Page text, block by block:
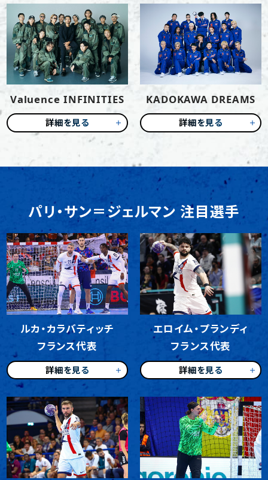
Valuence INFINITIES
詳細を見る
KADOKAWA DREAMS
詳細を見る
パリ・サン＝ジェルマン 注目選手
ルカ・カラバティッチ
フランス代表
詳細を見る
エロイム・プランディ
フランス代表
詳細を見る